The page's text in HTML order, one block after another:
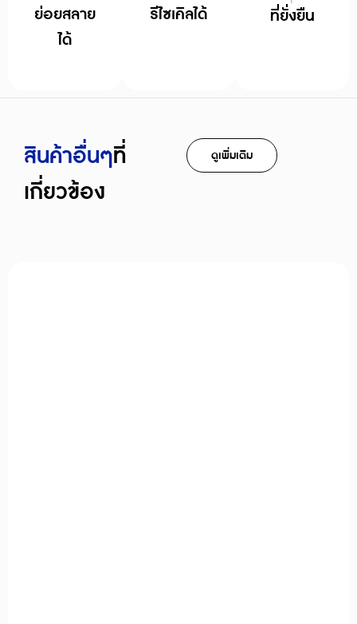
ย่อยสลาย
ได้
รีไซเคิลได้ ที่ยั่งยืน
สินค้าอืื่นๆที่
เกี่ยวข้อง
ดูเพิ่มเติม